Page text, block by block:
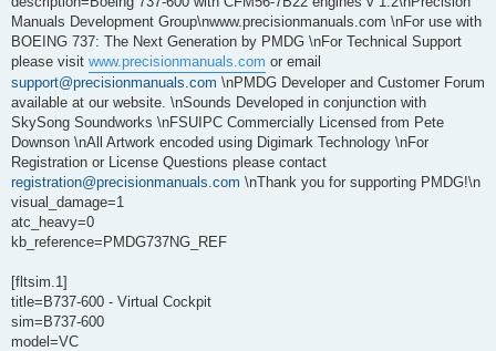
Manuals Development Group\nwww.precisionmanuals.com \nFor use with
BOEING 737: The Next Generation by PMDG \nFor Technical Support
please visit www.precisionmanuals.com or email
support@precisionmanuals.com \nPMDG Developer and Customer Forum
available at our website. \nSounds Developed in conjunction with
SkySong Soundworks \nFSUIPC Commercially Licensed from Pete
Downson \nAll Artwork encoded using Digimark Technology \nFor
Registration or License Questions please contact
registration@precisionmanuals.com \nThank you for supporting PMDG!\n
visual_damage=1
atc_heavy=0
kb_reference=PMDG737NG_REF
[fltsim.1]
title=B737-600 - Virtual Cockpit
sim=B737-600
model=VC